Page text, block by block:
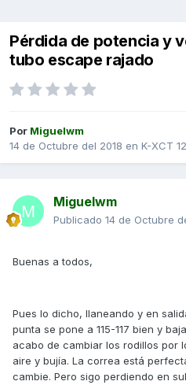
Pérdida de potencia y
tubo escape rajado
Por Miguelwm
14 de Octubre del 2018 en K-XCT
Miguelwm
Publicado 14 de Octubre
Buenas a todos,
Pues lo dicho, llaneando y en
punta se pone a 115-117 bien y
acabo de cambiar los rodillos por
aire y bujía. La correa está
cambie. Pero sigo perdiendo en